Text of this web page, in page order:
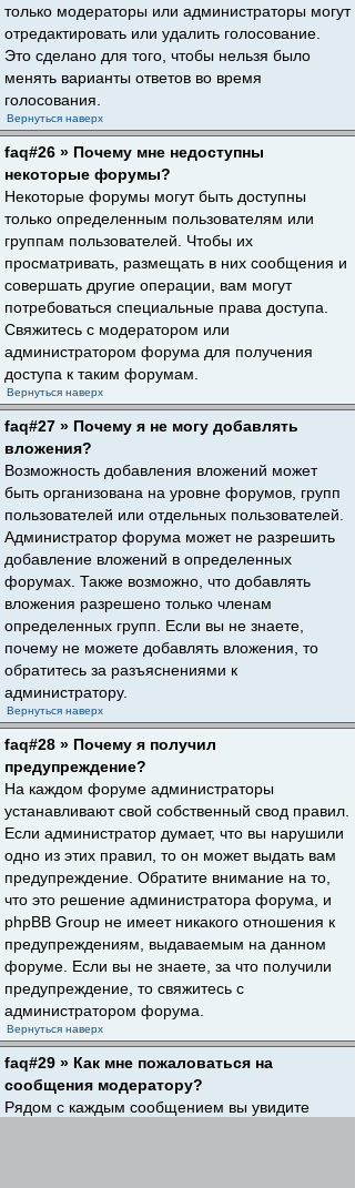
только модераторы или администраторы могут
отредактировать или удалить голосование.
Это сделано для того, чтобы нельзя было
менять варианты ответов во время
голосования.
Вернуться наверх
faq#26 » Почему мне недоступны
некоторые форумы?
Некоторые форумы могут быть доступны
только определенным пользователям или
группам пользователей. Чтобы их
просматривать, размещать в них сообщения и
совершать другие операции, вам могут
потребоваться специальные права доступа.
Свяжитесь с модератором или
администратором форума для получения
доступа к таким форумам.
Вернуться наверх
faq#27 » Почему я не могу добавлять
вложения?
Возможность добавления вложений может
быть организована на уровне форумов, групп
пользователей или отдельных пользователей.
Администратор форума может не разрешить
добавление вложений в определенных
форумах. Также возможно, что добавлять
вложения разрешено только членам
определенных групп. Если вы не знаете,
почему не можете добавлять вложения, то
обратитесь за разъяснениями к
администратору.
Вернуться наверх
faq#28 » Почему я получил
предупреждение?
На каждом форуме администраторы
устанавливают свой собственный свод правил.
Если администратор думает, что вы нарушили
одно из этих правил, то он может выдать вам
предупреждение. Обратите внимание на то,
что это решение администратора форума, и
phpBB Group не имеет никакого отношения к
предупреждениям, выдаваемым на данном
форуме. Если вы не знаете, за что получили
предупреждение, то свяжитесь с
администратором форума.
Вернуться наверх
faq#29 » Как мне пожаловаться на
сообщения модератору?
Рядом с каждым сообщением вы увидите